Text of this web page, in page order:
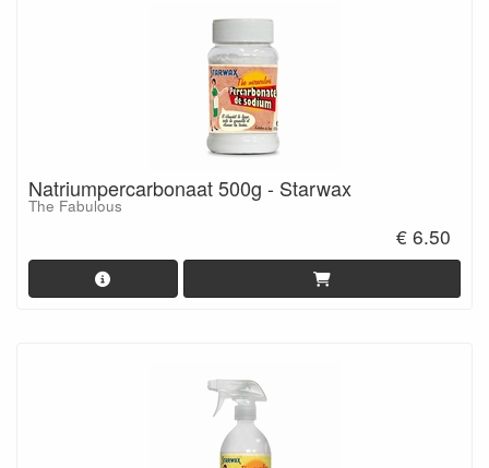
Natriumpercarbonaat 500g - Starwax
The Fabulous
€ 6.50